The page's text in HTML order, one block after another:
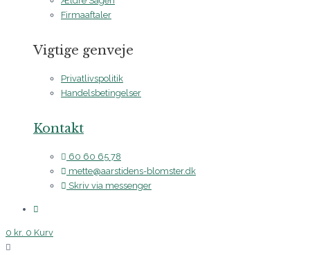
Firmaaftaler
Vigtige genveje
Privatlivspolitik
Handelsbetingelser
Kontakt
60 60 65 78
mette@aarstidens-blomster.dk
Skriv via messenger
0 kr. 0 Kurv